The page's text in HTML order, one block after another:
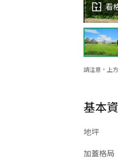
請注意，上
看
基本
地坪
加蓋格局